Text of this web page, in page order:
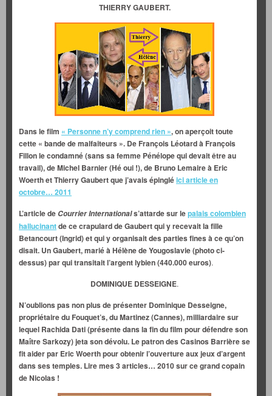
THIERRY GAUBERT.
Dans le film « Personne n’y comprend rien », on aperçoit toute
cette « bande de malfaiteurs ». De François Léotard à François
Fillon le condamné (sans sa femme Pénélope qui devait être au
travail), de Michel Barnier (Hé oui !), de Bruno Lemaire à Eric
Woerth et Thierry Gaubert que j’avais épingléici article en
octobre… 2011
L’article de Courrier Internationals’attarde sur lepalais colombien
hallucinantde ce crapulard de Gaubert qui y recevait la fille
Betancourt (Ingrid) et qui y organisait des parties fines à ce qu’on
disait. Un Gaubert, marié à Hélène de Yougoslavie (photo ci-
dessus) par qui transitait l’argent lybien (440.000 euros).
DOMINIQUE DESSEIGNE.
N’oublions pas non plus de présenter Dominique Desseigne,
propriétaire du Fouquet’s, du Martinez (Cannes), milliardaire sur
lequel Rachida Dati (présente dans la fin du film pour défendre son
Maître Sarkozy) jeta son dévolu. Le patron des Casinos Barrière se
fit aider par Eric Woerth pour obtenir l’ouverture aux jeux d’argent
dans ses temples. Lire mes 3 articles… 2010 sur ce grand copain
de Nicolas !